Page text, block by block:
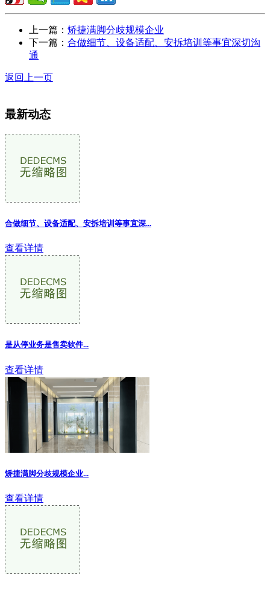
上一篇： 矫捷满脚分歧规模企业
下一篇： 合做细节、设备适配、安拆培训等事宜深切沟
通
返回上一页
最新动态
合做细节、设备适配、安拆培训等事宜深...
查看详情
是从停业务是售卖软件...
查看详情
矫捷满脚分歧规模企业...
查看详情